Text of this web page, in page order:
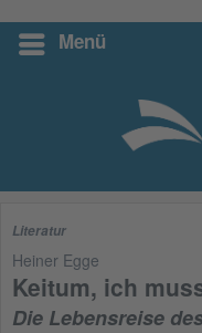
Menü
Literatur
Heiner Egge
Keitum, ich
Die Lebensreise